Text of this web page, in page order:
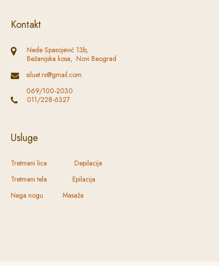
Kontakt
Nede Spasojević 13b,
Bežanijska kosa, Novi Beograd
siluet.rs@gmail.com
069/100-2030
011/228-6327
Usluge
Tretmani lica Depilacija
Tretmani tela Epilacija
Nega nogu Masaža